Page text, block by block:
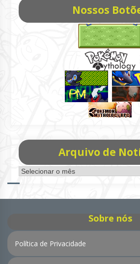
Nossos
Arquivo de
Arquivo
de
Sobre nós
Política de Privacidade